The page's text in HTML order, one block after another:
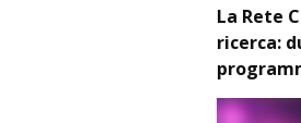
La Rete
ricerca: